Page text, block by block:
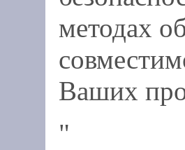
методах
Ваших
"